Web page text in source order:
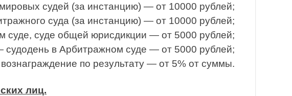
судей (за инстанцию) — от 10000 рублей;
суда (за инстанцию) — от 10000 рублей;
суде, суде общей юрисдикции — от 5000 рублей;
судодень в Арбитражном суде — от 5000 рублей;
по результату — от 5% от суммы.
лиц.